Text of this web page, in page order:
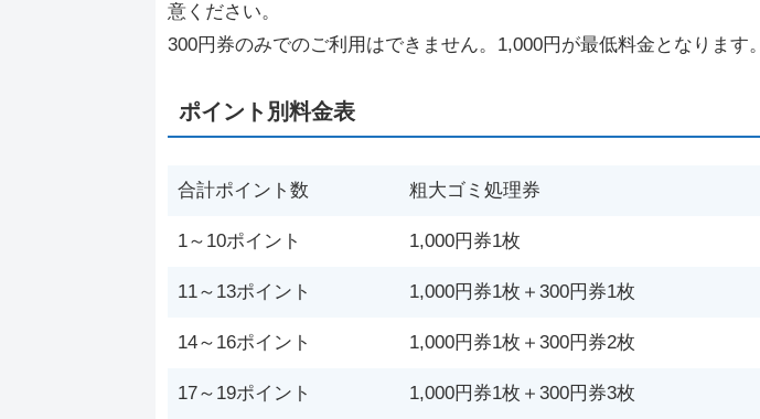
意ください。
300円券のみでのご利用はできません。1,000円が最低料金となります。
ポイント別料金表
合計ポイント数 粗大ゴミ処理券
1～10ポイント 1,000円券1枚
11～13ポイント 1,000円券1枚＋300円券1枚
14～16ポイント 1,000円券1枚＋300円券2枚
17～19ポイント 1,000円券1枚＋300円券3枚